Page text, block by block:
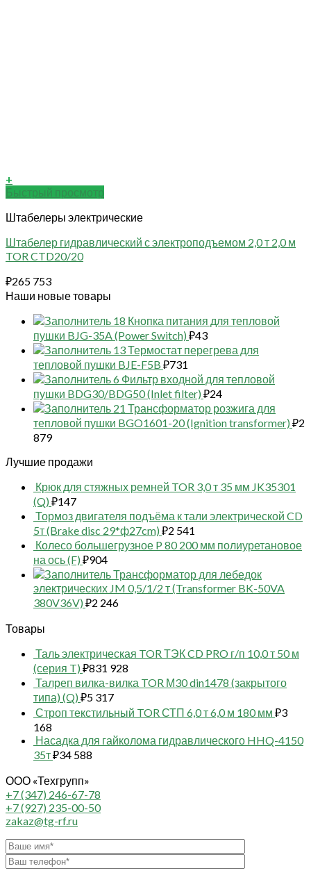
+
Быстрый просмотр
Штабелеры электрические
Штабелер гидравлический с электроподъемом 2,0 т 2,0 м
TOR CTD20/20
₽265 753
Наши новые товары
18 Кнопка питания для тепловой
пушки BJG-35A (Power Switch) ₽43
13 Термостат перегрева для
тепловой пушки BJE-F5B ₽731
6 Фильтр входной для тепловой
пушки BDG30/BDG50 (Inlet filter) ₽24
21 Трансформатор розжига для
тепловой пушки BGO1601-20 (Ignition transformer) ₽2
879
Лучшие продажи
Крюк для стяжных ремней TOR 3,0 т 35 мм JK35301
(Q) ₽147
Тормоз двигателя подъёма к тали электрической CD
5т (Brake disc 29*ф27cm) ₽2 541
Колесо большегрузное P 80 200 мм полиуретановое
на ось (F) ₽904
Трансформатор для лебедок
электрических JM 0,5/1/2 т (Transformer BK-50VA
380V36V) ₽2 246
Товары
Таль электрическая TOR ТЭК CD PRO г/п 10,0 т 50 м
(серия T) ₽831 928
Талреп вилка-вилка TOR М30 din1478 (закрытого
типа) (Q) ₽5 317
Строп текстильный TOR СТП 6,0 т 6,0 м 180 мм ₽3
168
Насадка для гайколома гидравлического HHQ-4150
35т₽34 588
ООО «Техгрупп»
+7 (347) 246-67-78
+7 (927) 235-00-50
zakaz@tg-rf.ru